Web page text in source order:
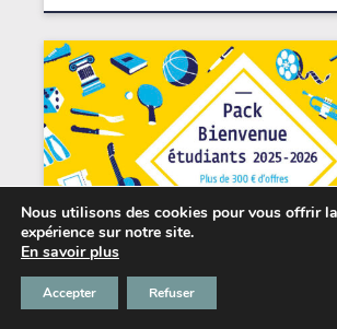
Les petits + du Chabada
Nous utilisons des cookies pour vous offrir
expérience sur notre site.
En savoir plus
Accepter Refuser